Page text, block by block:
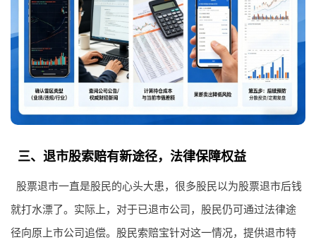
三、退市股索赔有新途径，法律保障权益
股票退市一直是股民的心头大患，很多股民以为股票退市后钱
就打水漂了。实际上，对于已退市公司，股民仍可通过法律途
径向原上市公司追偿。股民索赔宝针对这一情况，提供退市特